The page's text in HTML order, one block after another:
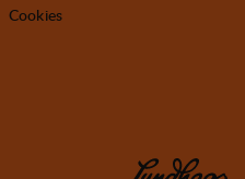
Cookies